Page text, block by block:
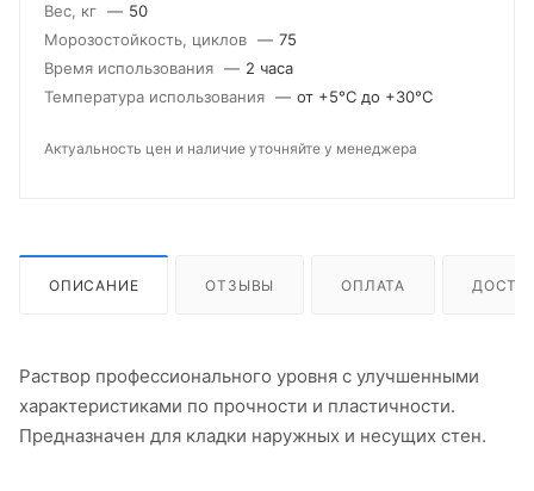
Вес, кг — 50
Морозостойкость, циклов — 75
Время использования — 2 часа
Температура использования — от +5°С до +30°С
Актуальность цен и наличие уточняйте у менеджера
ОПИСАНИЕ ОТЗЫВЫ ОПЛАТА
Раствор профессионального уровня с улучшенными
характеристиками по прочности и пластичности.
Предназначен для кладки наружных и несущих стен.